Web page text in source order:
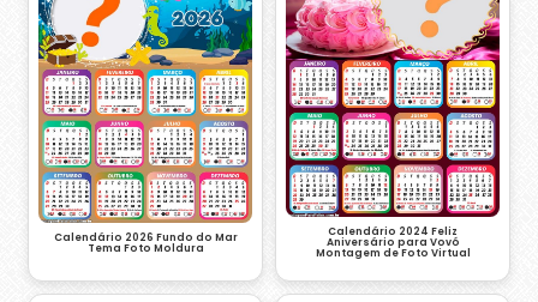
Calendário 2026 Fundo do Mar
Tema Foto Moldura
Calendário 2024 Feliz
Aniversário para Vovó
Montagem de Foto Virtual